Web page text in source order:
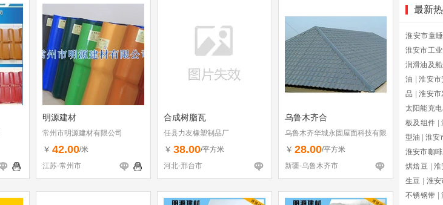
明源建材
常州市明源建材有限公司
￥ 42.00/米
江苏-常州市
合成树脂瓦
任县力友橡塑制品厂
￥ 38.00/平方米
河北-邢台市
乌鲁木齐合
乌鲁木齐华城永固屋面科技有限
公司
￥ 28.00/平方米
新疆-乌鲁木齐市
最新
淮安市童
淮安市工
润滑油及
油
淮安市
品
淮安市
太阳能充
板及组件
型油
淮安
淮安市咖
烘焙豆
淮
生豆
淮安
不锈钢带